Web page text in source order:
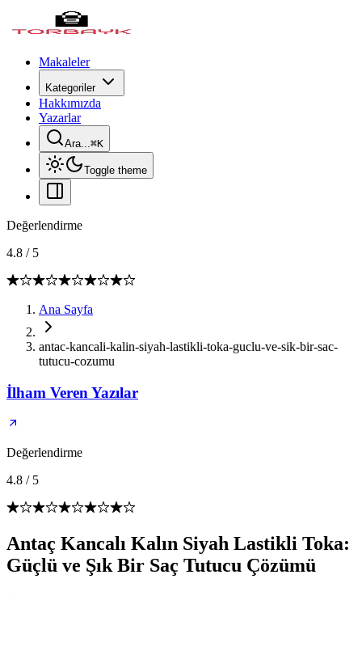
Makaleler
Kategoriler
Hakkımızda
Yazarlar
Ara...⌘K
Toggle theme
Değerlendirme
4.8 / 5
Ana Sayfa
antac-kancali-kalin-siyah-lastikli-toka-guclu-ve-sik-bir-sac-
tutucu-cozumu
İlham Veren Yazılar
Değerlendirme
4.8 / 5
Antaç Kancalı Kalın Siyah Lastikli Toka:
Güçlü ve Şık Bir Saç Tutucu Çözümü